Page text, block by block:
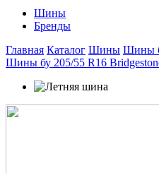
Шины
Бренды
Главная Каталог Шины Шины
Шины бу 205/55 R16